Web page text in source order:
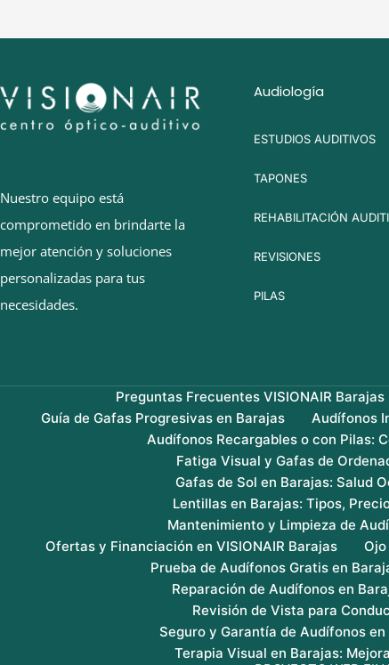
Nuestro equipo está
comprometido en brindarte la
mejor atención y soluciones
personalizadas para tus
necesidades.
Audiología
ESTUDIOS AUDITIVOS
TAPONES
REHABILITACIÓN
REVISIONES
PILAS
Preguntas Frecuentes VISIONAIR
Guía de Gafas Progresivas en Barajas
Audífonos
Audífonos Recargables o con Pilas:
Fatiga Visual y Gafas de
Gafas de Sol en Barajas: Salud
Lentillas en Barajas: Tipos,
Mantenimiento y Limpieza de
Ofertas y Financiación en VISIONAIR Barajas
Prueba de Audífonos Gratis en
Reparación de Audífonos en
Revisión de Vista para
Seguro y Garantía de Audífonos en
Terapia Visual en Barajas: